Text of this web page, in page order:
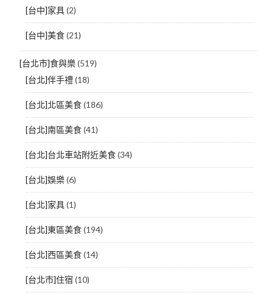
[台中]家具(2)
[台中]美食(21)
[台北市]食與樂(519)
[台北]伴手禮(18)
[台北]北區美食(186)
[台北]南區美食(41)
[台北]台北車站附近美食(34)
[台北]娛樂(6)
[台北]家具(1)
[台北]東區美食(194)
[台北]西區美食(14)
[台北市]住宿 (10)